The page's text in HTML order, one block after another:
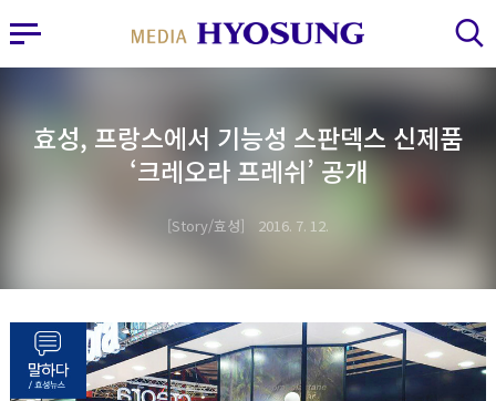
MY FRIEND HYOSUNG
사이드바 열기 검색 레이어 열기
효성, 프랑스에서 기능성 스판덱스 신제품
‘크레오라 프레쉬’ 공개
Story/효성 2016. 7. 12.